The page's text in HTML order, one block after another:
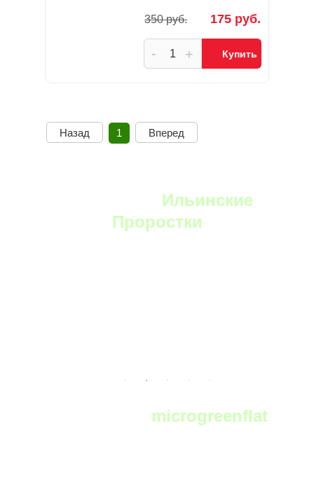
350 руб. 175 руб.
+
- Купить
Назад 1 Вперед
Ильинские
Проростки
microgreenflat